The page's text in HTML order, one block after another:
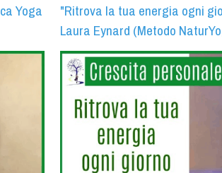
Yoga
"Ritrova la tua energia ogni
Laura Eynard (Metodo